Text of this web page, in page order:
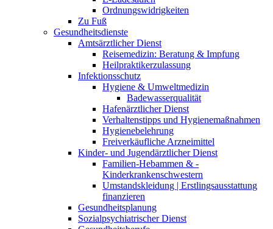
Ordnungswidrigkeiten
Zu Fuß
Gesundheitsdienste
Amtsärztlicher Dienst
Reisemedizin: Beratung & Impfung
Heilpraktikerzulassung
Infektionsschutz
Hygiene & Umweltmedizin
Badewasserqualität
Hafenärztlicher Dienst
Verhaltenstipps und Hygienemaßnahmen
Hygienebelehrung
Freiverkäufliche Arzneimittel
Kinder- und Jugendärztlicher Dienst
Familien-Hebammen & -
Kinderkrankenschwestern
Umstandskleidung | Erstlingsausstattung
finanzieren
Gesundheitsplanung
Sozialpsychiatrischer Dienst